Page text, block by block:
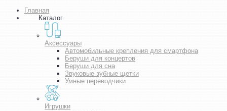
Главная
Каталог
Аксессуары
Автомобильные крепления для смартфона
Беруши для концертов
Беруши для сна
Звуковые зубные щетки
Умные переводчики
Игрушки